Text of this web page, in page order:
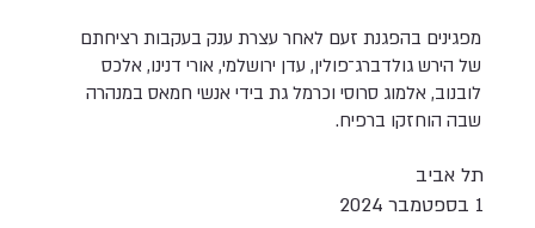
מפגינים בהפגנת זעם לאחר עצרת ענק בעקבות רציחתם
של הירש גולדברג־פולין, עדן ירושלמי, אורי דנינו, אלכס
לובנוב, אלמוג סרוסי וכרמל גת בידי אנשי חמאס במנהרה
שבה הוחזקו ברפיח.
תל אביב
1 בספטמבר 2024